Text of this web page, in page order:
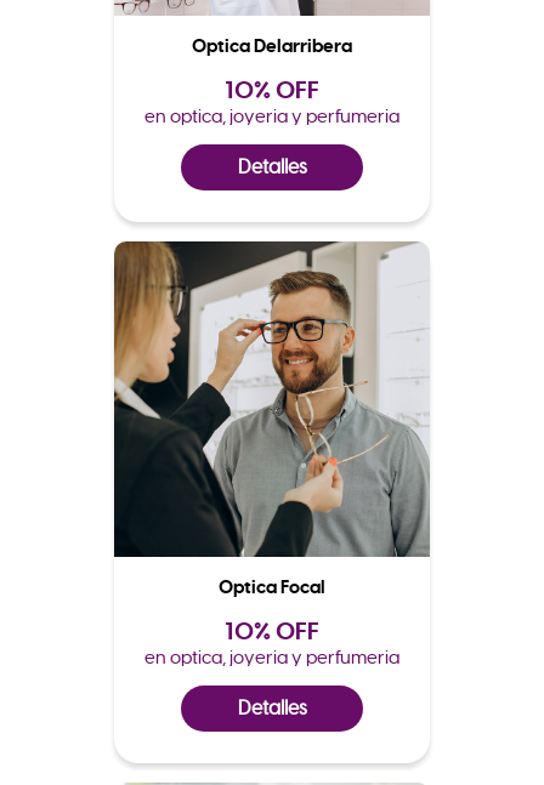
Optica Delarribera
10% OFF
en optica, joyeria y perfumeria
Detalles
Optica Focal
10% OFF
en optica, joyeria y perfumeria
Detalles